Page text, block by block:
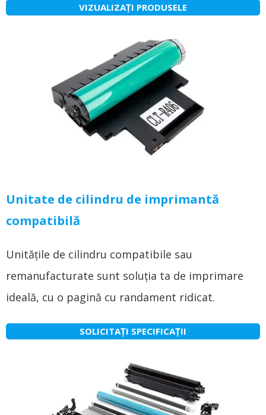
VIZUALIZAȚI PRODUSELE
Unitate de cilindru de imprimantă
compatibilă
Unitățile de cilindru compatibile sau
remanufacturate sunt soluția ta de imprimare
ideală, cu o pagină cu randament ridicat.
SOLICITAȚI SPECIFICAȚII